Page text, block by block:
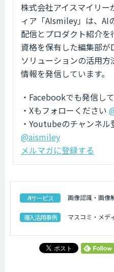
株式会社アイスマイリ
ィア「AIsmiley」は、AI
配信とプロダクト紹介を
資格を保有した編集部
ソリューションの活用
情報を発信しています。
・Facebookでも発信し
・Xもフォローください
・Youtubeのチャンネ
@aismiley
メルマガに登録する
AIサービス 画像認識・画像
導入活用事例 マスコミ・メデ